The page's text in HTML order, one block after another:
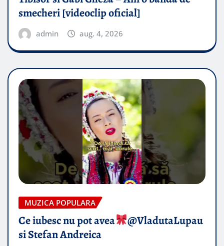
smecheri [videoclip oficial]
admin aug. 4, 2026
MUZICA POPULARA
Ce iubesc nu pot avea
​@VladutaLupau
si Stefan Andreica